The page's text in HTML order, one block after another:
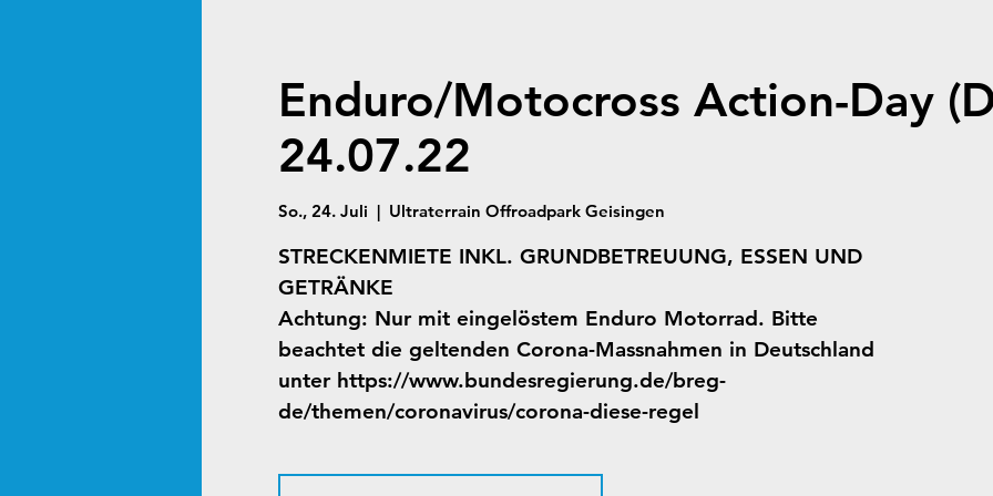
Enduro/Motocross Action-Day
24.07.22
So., 24. Juli
  |
Ultraterrain Offroadpark Geisingen
STRECKENMIETE INKL. GRUNDBETREUUNG, ESSEN UND
GETRÄNKE
Achtung: Nur mit eingelöstem Enduro Motorrad. Bitte
beachtet die geltenden Corona-Massnahmen in Deutschland
unter https://www.bundesregierung.de/breg-
de/themen/coronavirus/corona-diese-regel